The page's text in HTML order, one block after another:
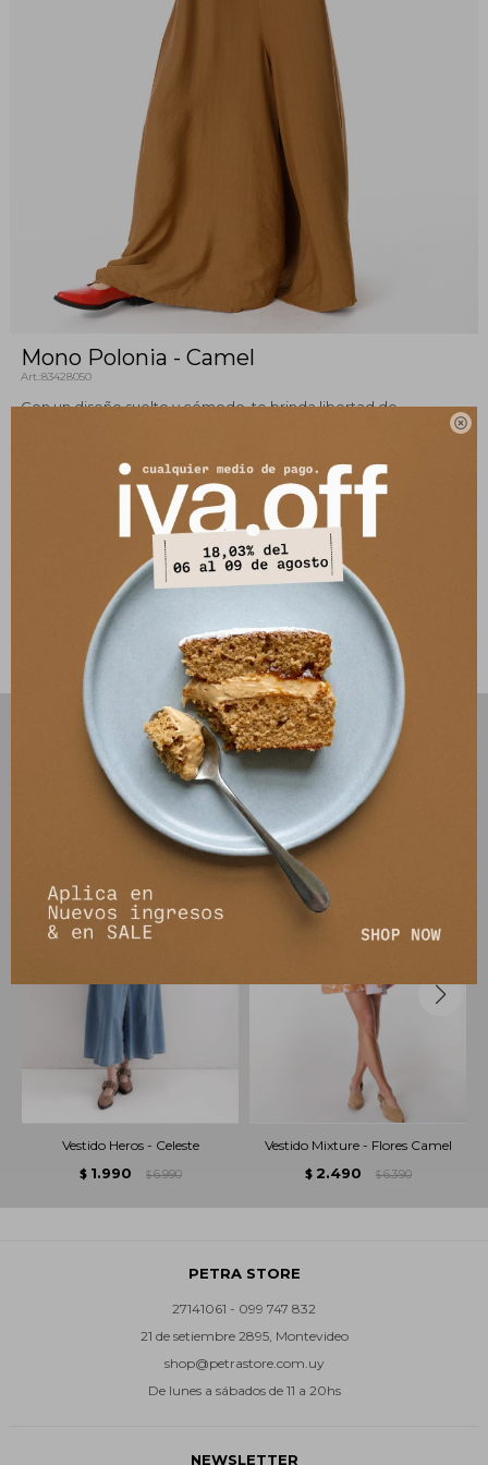

Mono Polonia - Camel
83428050
Con un diseño suelto y cómodo, te brinda libertad de
movimiento y un look ligero que se adapta a todas las figuras.
Combinalo con unas sandalias para algo más relax o unas
sandalias y cinturón para hacerlo más formal.
Composición: 80% viscosa / 20% nylon
Este artículo está agotado.
PRODUCTOS QUE TE PUEDEN INTERESAR
Vestido Heros - Celeste
$ 1.990 $ 6.990
Vestido Mixture - Flores Camel
$ 2.490 $ 6.390
PETRA STORE
27141061 - 099 747 832
21 de setiembre 2895, Montevideo
shop@petrastore.com.uy
De lunes a sábados de 11 a 20hs
NEWSLETTER